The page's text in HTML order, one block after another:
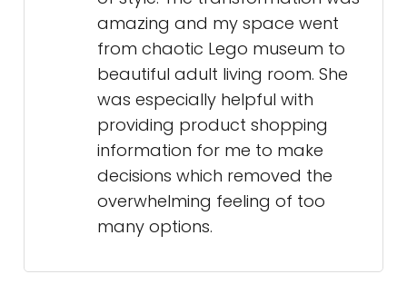
amazing and my space went
from chaotic Lego museum to
beautiful adult living room. She
was especially helpful with
providing product shopping
information for me to make
decisions which removed the
overwhelming feeling of too
many options.